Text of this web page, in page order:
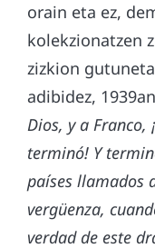
orain eta ez,
kolekzionatzen
zizkion
adibidez,
Dios, y a Franco,
terminó! Y
países llamados
vergüenza,
verdad de este